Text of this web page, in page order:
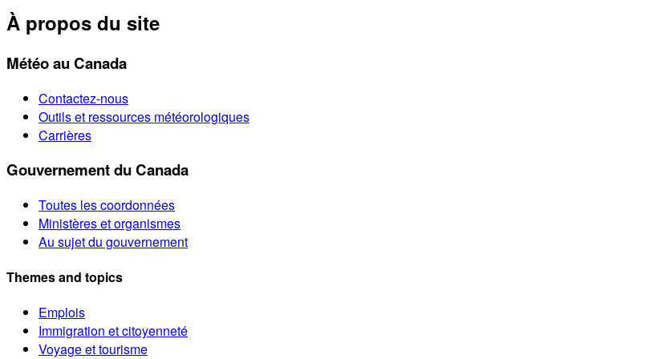
À propos du site
Météo au Canada
Contactez-nous
Outils et ressources météorologiques
Carrières
Gouvernement du Canada
Toutes les coordonnées
Ministères et organismes
Au sujet du gouvernement
Themes and topics
Emplois
Immigration et citoyenneté
Voyage et tourisme